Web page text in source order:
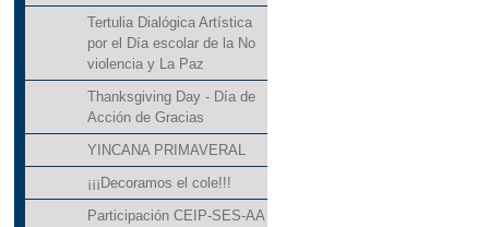
Tertulia Dialógica Artística
por el Día escolar de la No
violencia y La Paz
Thanksgiving Day - Día de
Acción de Gracias
YINCANA PRIMAVERAL
¡¡¡Decoramos el cole!!!
Participación CEIP-SES-AA